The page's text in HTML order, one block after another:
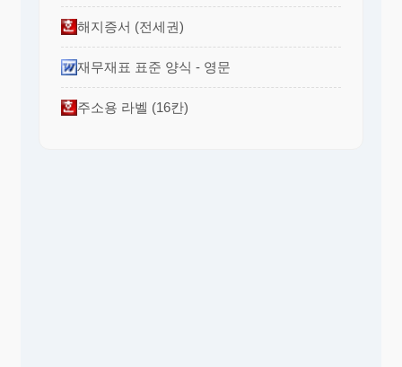
해지증서 (전세권)
재무재표 표준 양식 - 영문
주소용 라벨 (16칸)